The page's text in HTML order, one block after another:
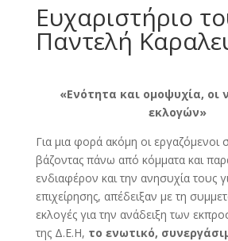
Ευχαριστήριο
Παντελή
«Ενότητα και ομοψυχία, οι
εκλογών»
Για μια φορά ακόμη οι εργαζόμενοι
βάζοντας πάνω από κόμματα και
ενδιαφέρον και την ανησυχία τους
επιχείρησης, απέδειξαν με τη
εκλογές για την ανάδειξη των
της Δ.Ε.Η, το ενωτικό,